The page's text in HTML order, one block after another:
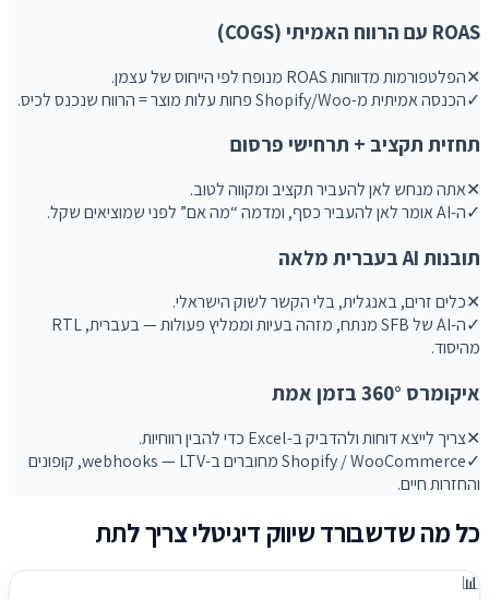
ROAS עם הרווח האמיתי (COGS)
✕הפלטפורמות מדווחות ROAS מנופח לפי הייחוס של עצמן.
✓הכנסה אמיתית מ-Shopify/Woo פחות עלות מוצר = הרווח שנכנס לכיס.
תחזית תקציב + תרחישי פרסום
✕אתה מנחש לאן להעביר תקציב ומקווה לטוב.
✓ה-AI אומר לאן להעביר כסף, ומדמה “מה אם” לפני שמוציאים שקל.
תובנות AI בעברית מלאה
✕כלים זרים, באנגלית, בלי הקשר לשוק הישראלי.
✓
ה-AI של SFB מנתח, מזהה בעיות וממליץ פעולות — בעברית, RTL
מהיסוד.
איקומרס 360° בזמן אמת
✕צריך לייצא דוחות ולהדביק ב-Excel כדי להבין רווחיות.
✓
Shopify / WooCommerce מחוברים ב-webhooks — LTV, קופונים
והחזרות חיים.
כל מה שדשבורד שיווק דיגיטלי צריך לתת
📊